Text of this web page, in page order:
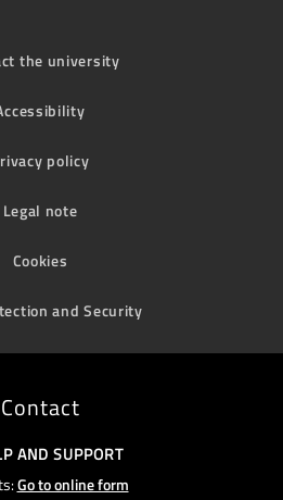
the university
policy
Legal note
Cookies
and Security
Contact
AND SUPPORT
Go to online form